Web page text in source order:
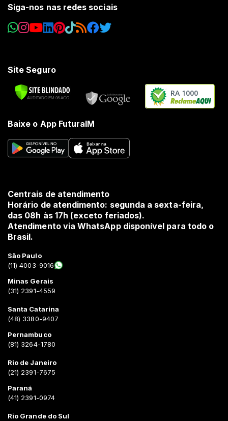
Siga-nos nas redes sociais
Site Seguro
RA 1000
Baixe o App FuturaIM
Centrais de atendimento
Horário de atendimento: segunda a sexta-feira,
das 08h às 17h (exceto feriados).
Atendimento via WhatsApp disponível para todo o
Brasil.
São Paulo
(11) 4003-9016
Minas Gerais
(31) 2391-4559
Santa Catarina
(48) 3380-9407
Pernambuco
(81) 3264-1780
Rio de Janeiro
(21) 2391-7675
Paraná
(41) 2391-0974
Rio Grande do Sul